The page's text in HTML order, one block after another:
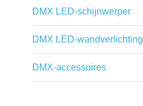
DMX LED-schijnwerper
DMX LED-wandverlichting
DMX-accessoires